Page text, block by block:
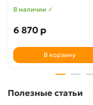
В наличии ✓
6 870 р
В корзину
Полезные статьи